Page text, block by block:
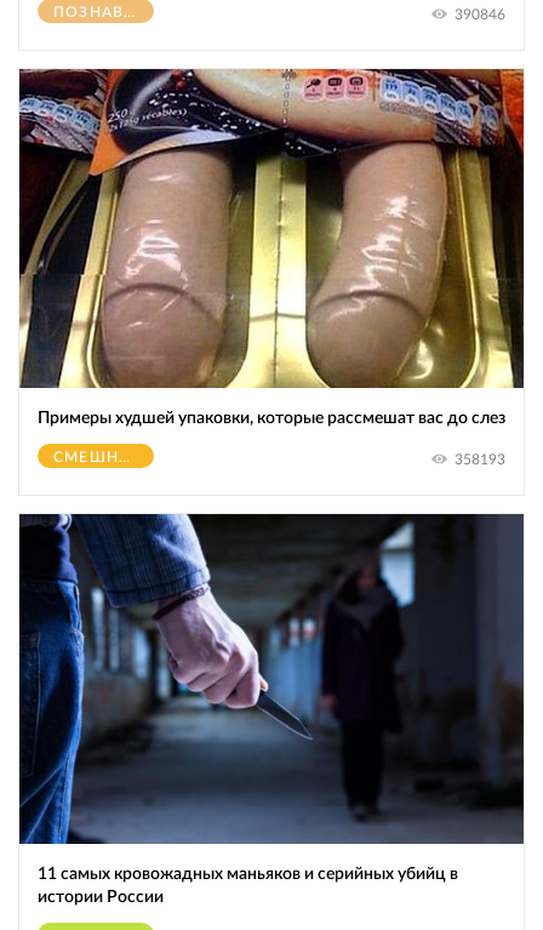
ПОЗНАВАТЕЛЬНОЕ 390846
Примеры худшей упаковки, которые рассмешат вас до слез
СМЕШНОЕ 358193
11 самых кровожадных маньяков и серийных убийц в
истории России